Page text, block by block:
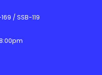
/ SSB-119